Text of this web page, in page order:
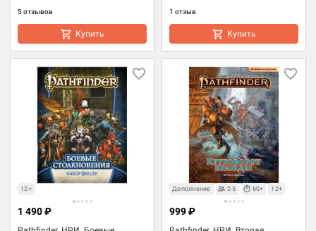
5 отзывов
Купить
1 отзыв
Купить
12+
1 490 ₽
Дополнение 2-5 60+ 12+
999 ₽